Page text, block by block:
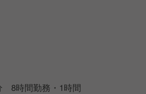
8時間勤務・1時間